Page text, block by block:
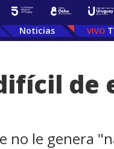
Noticias
no le genera